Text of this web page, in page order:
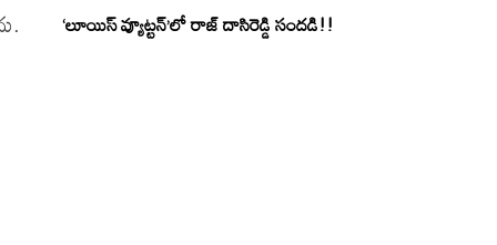
‘లూయిస్ వ్యూట్టన్’లో రాజ్ దాసిరెడ్డి సందడి!!